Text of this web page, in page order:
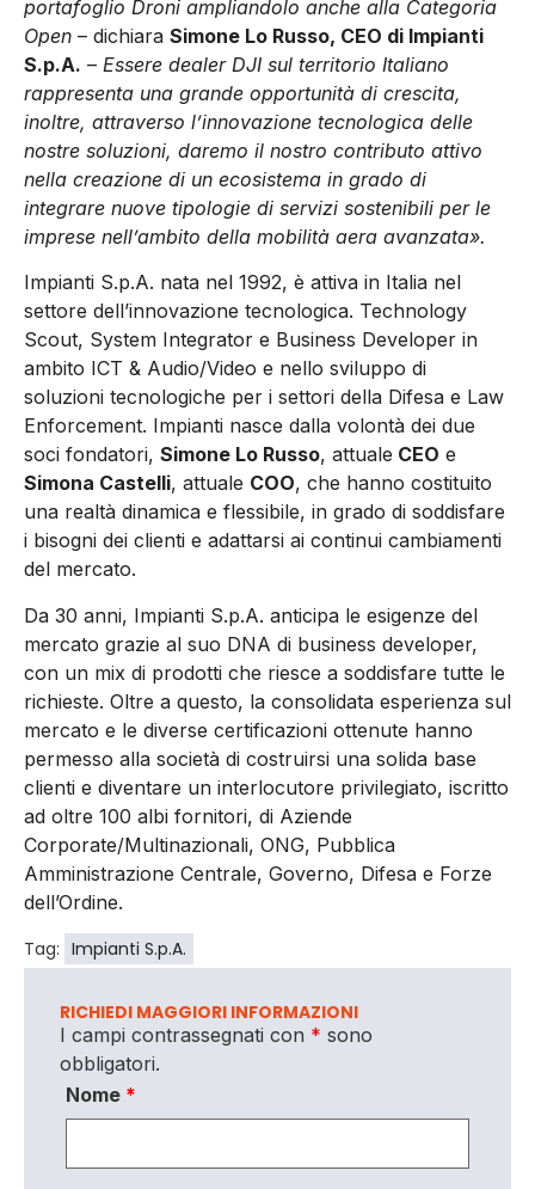
portafoglio Droni ampliandolo anche alla Categoria
Open – dichiara Simone Lo Russo, CEO di Impianti
S.p.A. – Essere dealer DJI sul territorio Italiano
rappresenta una grande opportunità di crescita,
inoltre, attraverso l’innovazione tecnologica delle
nostre soluzioni, daremo il nostro contributo attivo
nella creazione di un ecosistema in grado di
integrare nuove tipologie di servizi sostenibili per le
imprese nell’ambito della mobilità aera avanzata».
Impianti S.p.A. nata nel 1992, è attiva in Italia nel
settore dell’innovazione tecnologica. Technology
Scout, System Integrator e Business Developer in
ambito ICT & Audio/Video e nello sviluppo di
soluzioni tecnologiche per i settori della Difesa e Law
Enforcement. Impianti nasce dalla volontà dei due
soci fondatori, Simone Lo Russo, attuale CEO e
Simona Castelli, attuale COO, che hanno costituito
una realtà dinamica e flessibile, in grado di soddisfare
i bisogni dei clienti e adattarsi ai continui cambiamenti
del mercato.
Da 30 anni, Impianti S.p.A. anticipa le esigenze del
mercato grazie al suo DNA di business developer,
con un mix di prodotti che riesce a soddisfare tutte le
richieste. Oltre a questo, la consolidata esperienza sul
mercato e le diverse certificazioni ottenute hanno
permesso alla società di costruirsi una solida base
clienti e diventare un interlocutore privilegiato, iscritto
ad oltre 100 albi fornitori, di Aziende
Corporate/Multinazionali, ONG, Pubblica
Amministrazione Centrale, Governo, Difesa e Forze
dell’Ordine.
Tag: Impianti S.p.A.
RICHIEDI MAGGIORI INFORMAZIONI
I campi contrassegnati con * sono
obbligatori.
Nome *